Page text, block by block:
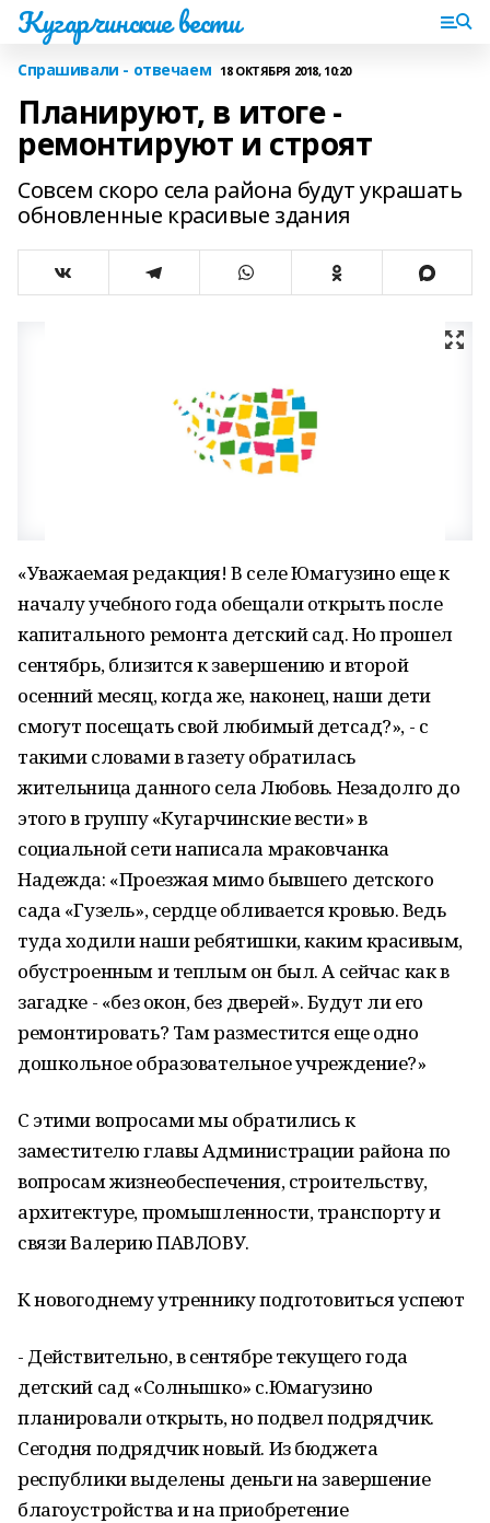
Кугарчинские вести
Спрашивали - отвечаем 18 ОКТЯБРЯ 2018, 10:20
Планируют, в итоге -
ремонтируют и строят
Совсем скоро села района будут украшать
обновленные красивые здания
«Уважаемая редакция! В селе Юмагузино еще к
началу учебного года обещали открыть после
капитального ремонта детский сад. Но прошел
сентябрь, близится к завершению и второй
осенний месяц, когда же, наконец, наши дети
смогут посещать свой любимый детсад?», - с
такими словами в газету обратилась
жительница данного села Любовь. Незадолго до
этого в группу «Кугарчинские вести» в
социальной сети написала мраковчанка
Надежда: «Проезжая мимо бывшего детского
сада «Гузель», сердце обливается кровью. Ведь
туда ходили наши ребятишки, каким красивым,
обустроенным и теплым он был. А сейчас как в
загадке - «без окон, без дверей». Будут ли его
ремонтировать? Там разместится еще одно
дошкольное образовательное учреждение?»
С этими вопросами мы обратились к
заместителю главы Администрации района по
вопросам жизнеобеспечения, строительству,
архитектуре, промышленности, транспорту и
связи Валерию ПАВЛОВУ.
К новогоднему утреннику подготовиться успеют
- Действительно, в сентябре текущего года
детский сад «Солнышко» с.Юмагузино
планировали открыть, но подвел подрядчик.
Сегодня подрядчик новый. Из бюджета
республики выделены деньги на завершение
благоустройства и на приобретение